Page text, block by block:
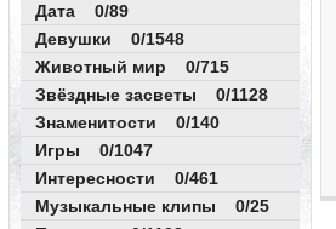
Дата 0/89
Девушки 0/1548
Животный мир 0/715
Звёздные засветы 0/1128
Знаменитости 0/140
Игры 0/1047
Интересности 0/461
Музыкальные клипы 0/25